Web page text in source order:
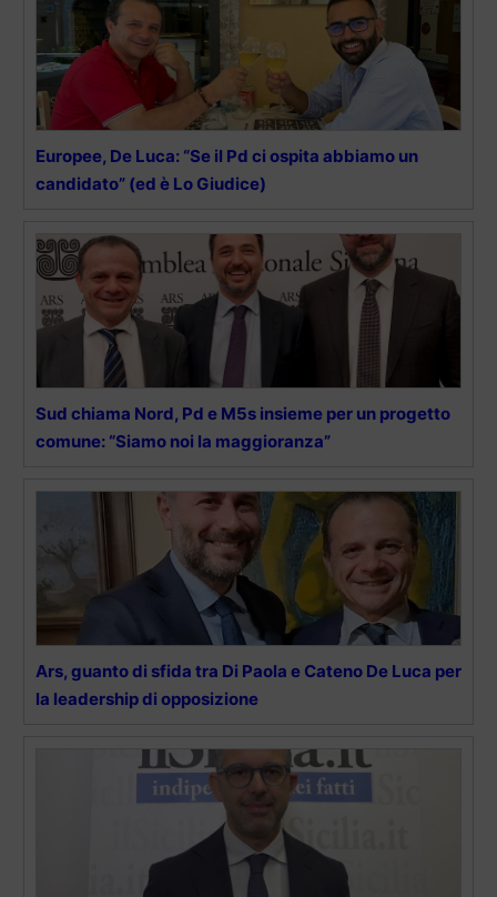
Europee, De Luca: “Se il Pd ci ospita abbiamo un
candidato” (ed è Lo Giudice)
Sud chiama Nord, Pd e M5s insieme per un progetto
comune: “Siamo noi la maggioranza”
Ars, guanto di sfida tra Di Paola e Cateno De Luca per
la leadership di opposizione